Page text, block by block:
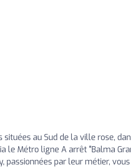
situées au Sud de la ville rose,
le Métro ligne A arrêt "Balma
passionnées par leur métier,